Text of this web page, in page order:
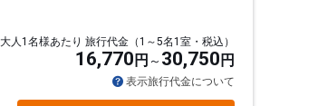
大人1名様あたり 旅行代金（1～5名1室・税込）
16,770 円 30,750 円
表示旅行代金について